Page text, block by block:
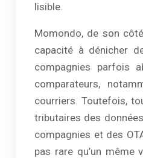
lisible.
Momondo, de son
capacité à dénicher
compagnies parfois
comparateurs,
courriers. Toutefois,
tributaires des
compagnies et des
pas rare qu’un même